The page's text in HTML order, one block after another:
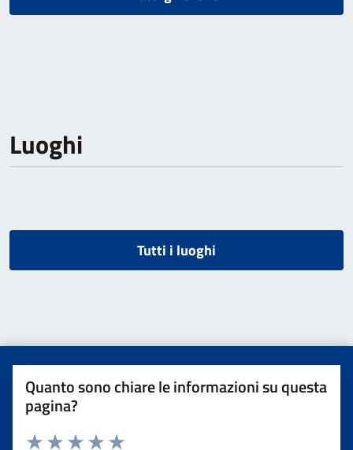
Luoghi
Tutti i luoghi
Quanto sono chiare le informazioni su questa
pagina?
Valuta da 1 a 5 stelle la pagina